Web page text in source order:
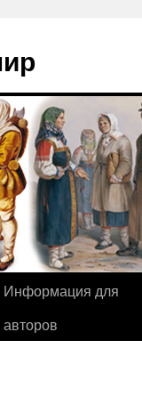
Информация для
авторов